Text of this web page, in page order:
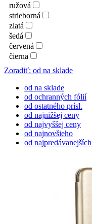
ružová
strieborná
zlatá
šedá
červená
čierna
Zoradiť: od na sklade
od na sklade
od ochranných fólií
od ostatného prísl.
od najnižšej ceny
od najvyššej ceny
od najnovšieho
od najpredávanejších